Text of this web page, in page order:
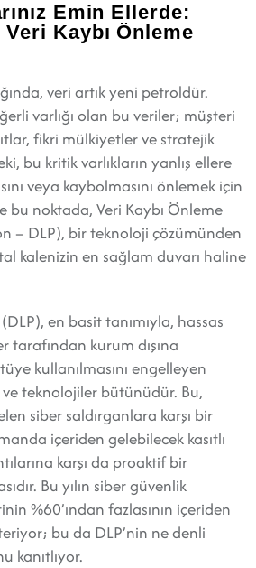
Emin Ellerde:
Kaybı Önleme
veri artık yeni petroldür.
varlığı olan bu veriler; müşteri
fikri mülkiyetler ve stratejik
bu kritik varlıkların yanlış ellere
veya kaybolmasını önlemek için
bu noktada, Veri Kaybı Önleme
– DLP), bir teknoloji çözümünden
kalenizin en sağlam duvarı haline
en basit tanımıyla, hassas
tarafından kurum dışına
kullanılmasını engelleyen
teknolojiler bütünüdür. Bu,
siber saldırganlara karşı bir
içeriden gelebilecek kasıtlı
karşı da proaktif bir
Bu yılın siber güvenlik
%60’ından fazlasının içeriden
bu da DLP’nin ne denli
kanıtlıyor.